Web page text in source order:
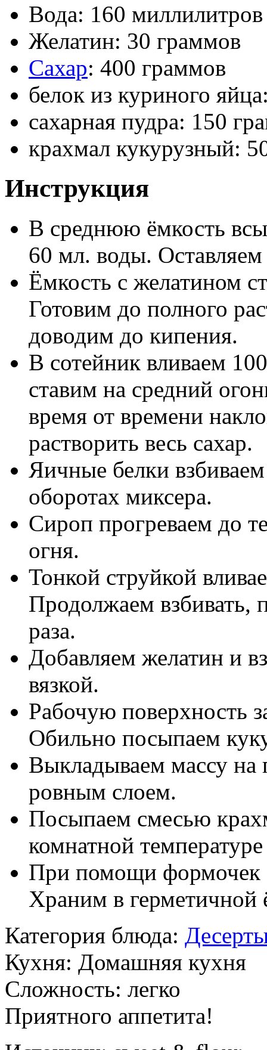
Вода: 160 миллилитров
Желатин: 30 граммов
Сахар: 400 граммов
белок из куриного
сахарная пудра: 150
крахмал кукурузный:
Инструкция
В среднюю ёмкость
60 мл. воды.
Ёмкость с желатином
Готовим до полного
доводим до кипения.
В сотейник вливаем
ставим на средний
время от времени
растворить весь сахар.
Яичные белки
оборотах миксера.
Сироп прогреваем до
огня.
Тонкой струйкой
Продолжаем взбивать,
раза.
Добавляем желатин и
вязкой.
Рабочую поверхность
Обильно посыпаем
Выкладываем массу на
ровным слоем.
Посыпаем смесью
комнатной
При помощи формочек
Храним в герметичной
Категория блюда:
Кухня: Домашняя кухня
Сложность: легко
Приятного аппетита!